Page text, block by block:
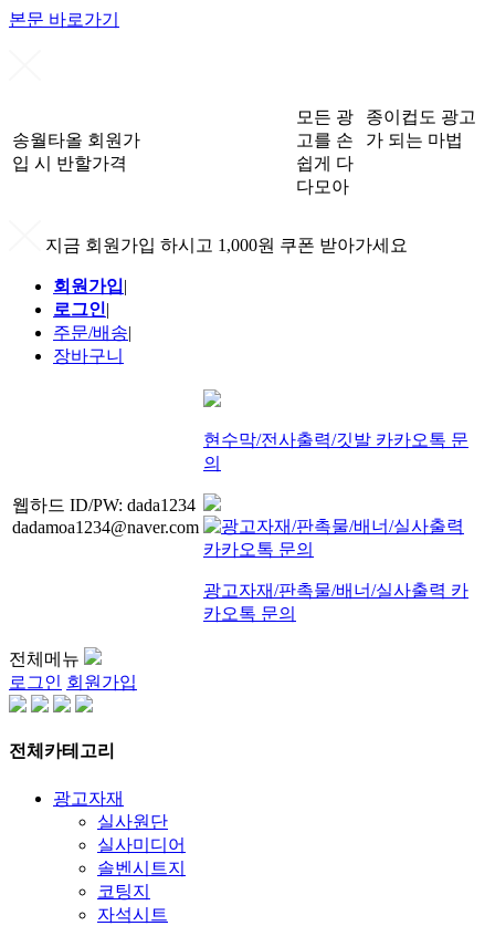
본문 바로가기
송월타올 회원가
입 시 반할가격
모든 광
고를 손
쉽게 다
다모아
종이컵도 광고
가 되는 마법
지금 회원가입 하시고 1,000원 쿠폰 받아가세요
회원가입|
로그인|
주문/배송|
장바구니
웹하드 ID/PW: dada1234
dadamoa1234@naver.com
현수막/전사출력/깃발 카카오톡 문
의
광고자재/판촉물/배너/실사출력 카
카오톡 문의
전체메뉴
로그인 회원가입
전체카테고리
광고자재
실사원단
실사미디어
솔벤시트지
코팅지
자석시트